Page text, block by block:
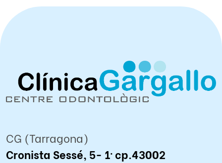
CG (Tarragona)
Cronista Sessé, 5- 1º cp.43002